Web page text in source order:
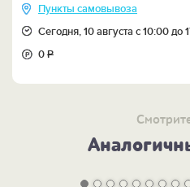
Пункты самовывоза
Сегодня, 10 августа с 10:00 до
0Р